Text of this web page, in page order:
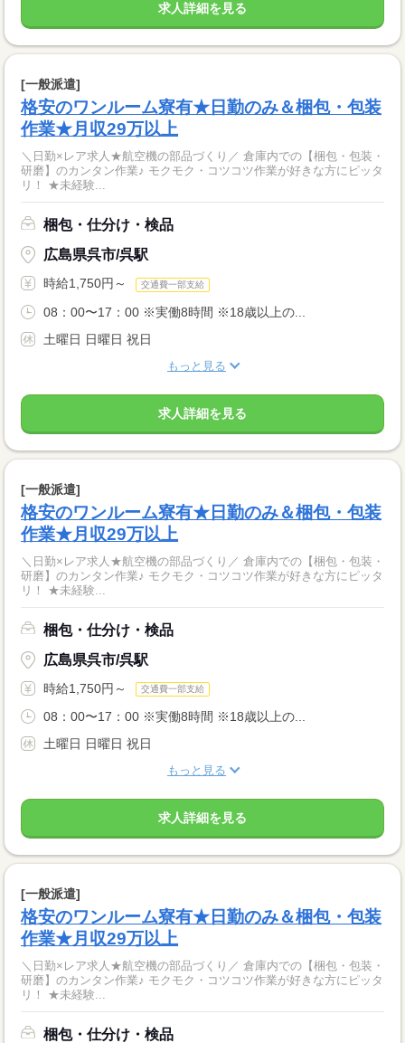
求人詳細を見る
[一般派遣]
格安のワンルーム寮有★日勤のみ＆梱包・包装
作業★月収29万以上
＼日勤×レア求人★航空機の部品づくり／ 倉庫内での【梱包・包装・
研磨】のカンタン作業♪ モクモク・コツコツ作業が好きな方にピッタ
リ！ ★未経験...
梱包・仕分け・検品
広島県呉市/呉駅
時給1,750円～ 交通費一部支給
08：00〜17：00 ※実働8時間 ※18歳以上の...
土曜日 日曜日 祝日
もっと見る
求人詳細を見る
[一般派遣]
格安のワンルーム寮有★日勤のみ＆梱包・包装
作業★月収29万以上
＼日勤×レア求人★航空機の部品づくり／ 倉庫内での【梱包・包装・
研磨】のカンタン作業♪ モクモク・コツコツ作業が好きな方にピッタ
リ！ ★未経験...
梱包・仕分け・検品
広島県呉市/呉駅
時給1,750円～ 交通費一部支給
08：00〜17：00 ※実働8時間 ※18歳以上の...
土曜日 日曜日 祝日
もっと見る
求人詳細を見る
[一般派遣]
格安のワンルーム寮有★日勤のみ＆梱包・包装
作業★月収29万以上
＼日勤×レア求人★航空機の部品づくり／ 倉庫内での【梱包・包装・
研磨】のカンタン作業♪ モクモク・コツコツ作業が好きな方にピッタ
リ！ ★未経験...
梱包・仕分け・検品